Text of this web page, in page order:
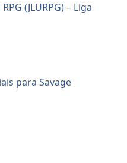
(JLURPG) – Liga
para Savage